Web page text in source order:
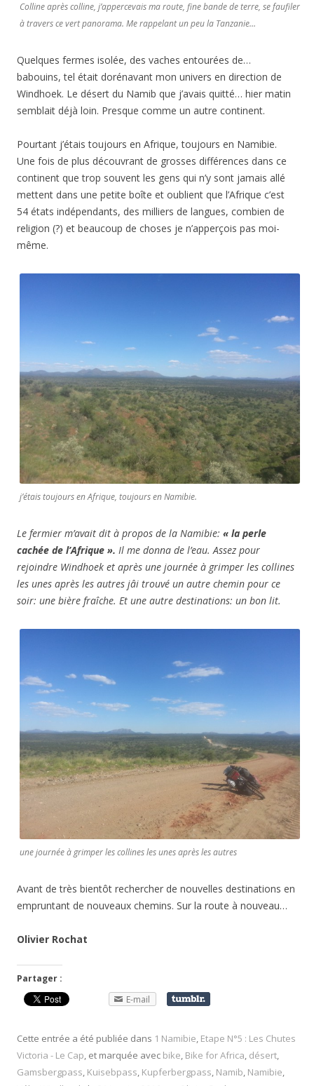
Colline après colline, j’appercevais ma route, fine bande de terre, se faufiler
à travers ce vert panorama. Me rappelant un peu la Tanzanie…
Quelques fermes isolée, des vaches entourées de…
babouins, tel était dorénavant mon univers en direction de
Windhoek. Le désert du Namib que j’avais quitté… hier matin
semblait déjà loin. Presque comme un autre continent.
Pourtant j’étais toujours en Afrique, toujours en Namibie.
Une fois de plus découvrant de grosses différences dans ce
continent que trop souvent les gens qui n’y sont jamais allé
mettent dans une petite boîte et oublient que l’Afrique c’est
54 états indépendants, des milliers de langues, combien de
religion (?) et beaucoup de choses je n’apperçois pas moi-
même.
j’étais toujours en Afrique, toujours en Namibie.
Le fermier m’avait dit à propos de la Namibie: « la perle
cachée de l’Afrique ». Il me donna de l’eau. Assez pour
rejoindre Windhoek et après une journée à grimper les collines
les unes après les autres jâi trouvé un autre chemin pour ce
soir: une bière fraîche. Et une autre destinations: un bon lit.
une journée à grimper les collines les unes après les autres
Avant de très bientôt rechercher de nouvelles destinations en
empruntant de nouveaux chemins. Sur la route à nouveau…
Olivier Rochat
Partager :
E-mail
Cette entrée a été publiée dans 1 Namibie, Etape N°5 : Les Chutes
Victoria - Le Cap, et marquée avec bike, Bike for Africa, désert,
Gamsbergpass, Kuisebpass, Kupferbergpass, Namib, Namibie,